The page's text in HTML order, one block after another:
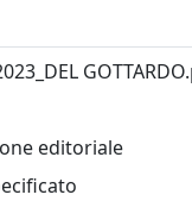
editoriale